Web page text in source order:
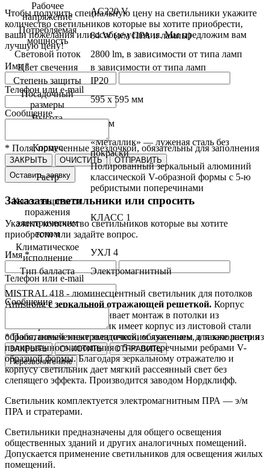
Чтобы получить специальную цену на светильники укажите
количество светильников которые вы хотите приобрести,
ваши пожелания или особые условия. Мы предложим вам
лучшую цену!
Имя *
Телефон или e-mail
Сообщение
* Поля, помеченные звездочкой, обязательны для заполнения
ЗАКРЫТЬ ОЧИСТИТЬ
ОТПРАВИТЬ
Оставить заявку
Заказать светильники или спросить
Укажите количество светильников которые вы хотите
приобрести или задайте вопрос.
Имя *
Телефон или e-mail
Сообщение
* Поля, помеченные звездочкой, обязательны для заполнения
ЗАКРЫТЬ ОЧИСТИТЬ
ОТПРАВИТЬ
Перезвоните мне
Рабочее
напряжение
AC220 V
Потребляемая
мощность
84 W (э/м ПРА и лампы)
Световой поток
2800 lm, в зависимости от типа ламп
Цвет свечения
в зависимости от типа ламп
Степень защиты
IP20
Посадочный
размеры
595 x 595 мм
Высота
72 мм
Корпус
«Металлик» — луженая сталь без
покраски
Растр
Полированный зеркальный алюминий
классической V-образной формы с 5-ю
ребристыми поперечинами
Класс защиты от
поражения
электрическим
током
КЛАСС 1
Климатическое
исполнение
УХЛ 4
Тип балласта
Электромагнитный
MISTRAL 418 - люминесцентный светильник для потолков
Armstrongс зеркальной отражающей решеткой. Корпус
светильника предусматривает монтаж в потолки из
гипсокартона. Светильник имеет корпус из листовой стали
обработанный электролитическим лужением, а также растр из
полированного алюминия с 5-ю поперечными ребрами V-
образной формы. Благодаря зеркальному отражателю и
корпусу светильник дает мягкий рассеянный свет без
слепящего эффекта. Производится заводом Нордклифф.
Светильник комплектуется электромагнитным ПРА — э/м
ПРА и стратерами.
Светильники предназначены для общего освещения
общественных зданий и других аналогичных помещений.
Допускается применение светильников для освещения жилых
помещений.